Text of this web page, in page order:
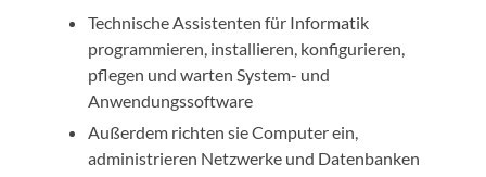
Technische Assistenten für Informatik
programmieren, installieren, konfigurieren,
pflegen und warten System- und
Anwendungssoftware
Außerdem richten sie Computer ein,
administrieren Netzwerke und Datenbanken